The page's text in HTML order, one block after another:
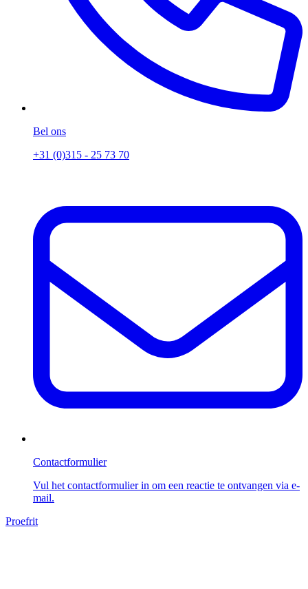
Bel ons
+31 (0)315 - 25 73 70
Contactformulier
Vul het contactformulier in om een reactie te ontvangen via e-
mail.
Proefrit